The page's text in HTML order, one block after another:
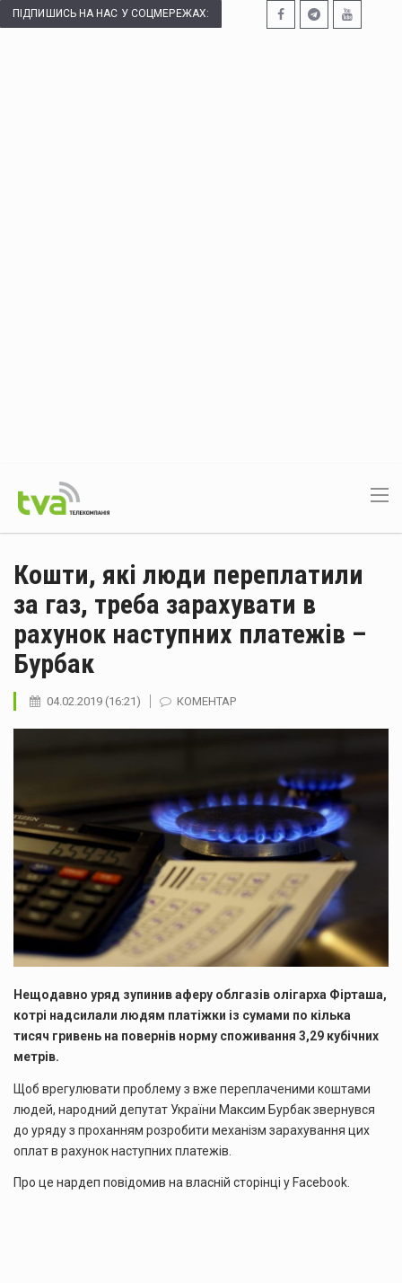
ПІДПИШИСЬ НА НАС У СОЦМЕРЕЖАХ:
Кошти, які люди переплатили
за газ, треба зарахувати в
рахунок наступних платежів –
Бурбак
04.02.2019 (16:21) КОМЕНТАР
Нещодавно уряд зупинив аферу облгазів олігарха Фірташа,
котрі надсилали людям платіжки із сумами по кілька
тисяч гривень на повернів норму споживання 3,29 кубічних
метрів.
Щоб врегулювати проблему з вже переплаченими коштами
людей, народний депутат України Максим Бурбак звернувся
до уряду з проханням розробити механізм зарахування цих
оплат в рахунок наступних платежів.
Про це нардеп повідомив на власній сторінці у Facebook.